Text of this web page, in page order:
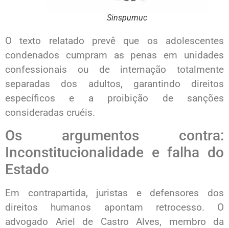
Sinspumuc
O texto relatado prevê que os adolescentes
condenados cumpram as penas em unidades
confessionais ou de internação totalmente
separadas dos adultos, garantindo direitos
específicos e a proibição de sanções
consideradas cruéis.
Os argumentos contra:
Inconstitucionalidade e falha do
Estado
Em contrapartida, juristas e defensores dos
direitos humanos apontam retrocesso. O
advogado Ariel de Castro Alves, membro da